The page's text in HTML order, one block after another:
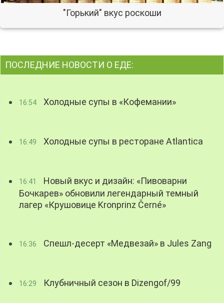
"Горький" вкус роскоши
ПОСЛЕДНИЕ НОВОСТИ О ЕДЕ:
16:54 Холодные супы в «Кофемании»
16:49 Холодные супы в ресторане Atlantica
16:41
Новый вкус и дизайн: «Пивоварни
Бочкарев» обновили легендарный темный
лагер «Крушовице Kronprinz Černé»
16:36 Спешл-десерт «Медвезай» в Jules Zang
16:29 Клубничный сезон в Dizengof/99